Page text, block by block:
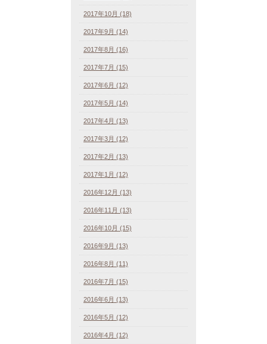
2017年10月 (18)
2017年9月 (14)
2017年8月 (16)
2017年7月 (15)
2017年6月 (12)
2017年5月 (14)
2017年4月 (13)
2017年3月 (12)
2017年2月 (13)
2017年1月 (12)
2016年12月 (13)
2016年11月 (13)
2016年10月 (15)
2016年9月 (13)
2016年8月 (11)
2016年7月 (15)
2016年6月 (13)
2016年5月 (12)
2016年4月 (12)